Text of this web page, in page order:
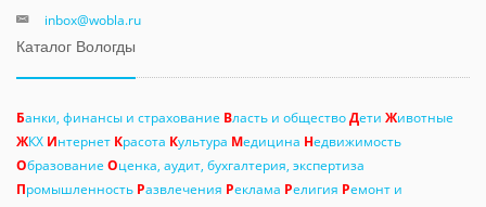
inbox@wobla.ru
Каталог Вологды
Банки, финансы и страхование Власть и обществоДети Животные
ЖКХ Интернет Красота Культура Медицина Недвижимость
Образование Оценка, аудит, бухгалтерия, экспертиза
Промышленность Развлечения Реклама Религия Ремонт и